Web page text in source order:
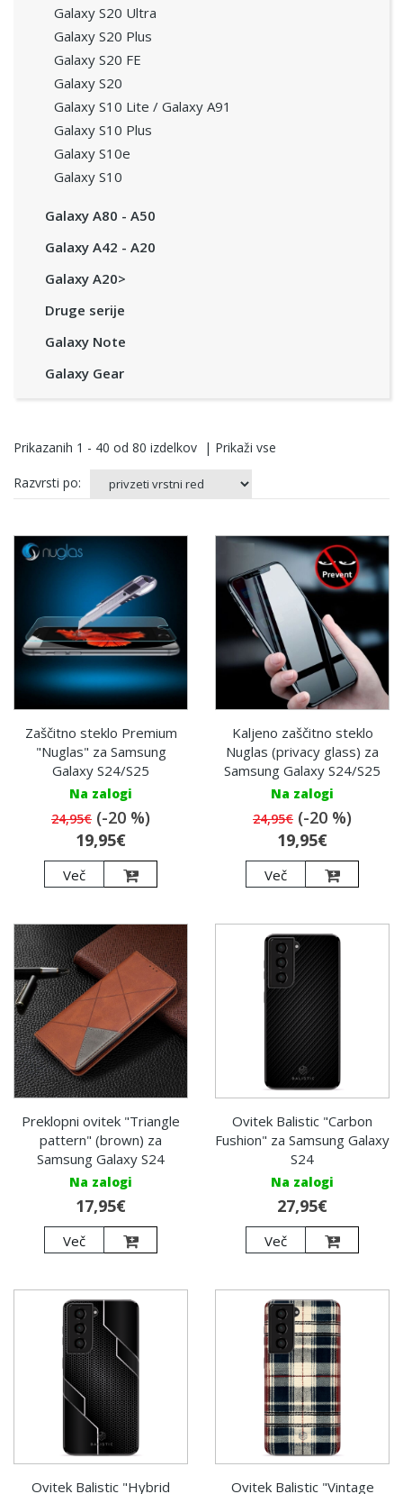
Galaxy S20 Ultra
Galaxy S20 Plus
Galaxy S20 FE
Galaxy S20
Galaxy S10 Lite / Galaxy A91
Galaxy S10 Plus
Galaxy S10e
Galaxy S10
Galaxy A80 - A50
Galaxy A42 - A20
Galaxy A20>
Druge serije
Galaxy Note
Galaxy Gear
Prikazanih 1 - 40 od 80 izdelkov | Prikaži vse
Razvrsti po:
Zaščitno steklo Premium
"Nuglas" za Samsung
Galaxy S24/S25
Na zalogi
24,95€ (-20 %)
19,95€
Več
Kaljeno zaščitno steklo
Nuglas (privacy glass) za
Samsung Galaxy S24/S25
Na zalogi
24,95€ (-20 %)
19,95€
Več
Preklopni ovitek "Triangle
pattern" (brown) za
Samsung Galaxy S24
Na zalogi
17,95€
Več
Ovitek Balistic "Carbon
Fushion" za Samsung Galaxy
S24
Na zalogi
27,95€
Več
Ovitek Balistic "Hybrid Ovitek Balistic "Vintage